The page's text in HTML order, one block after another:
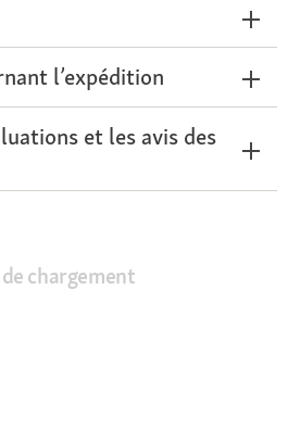
l’expédition
et les avis des
chargement